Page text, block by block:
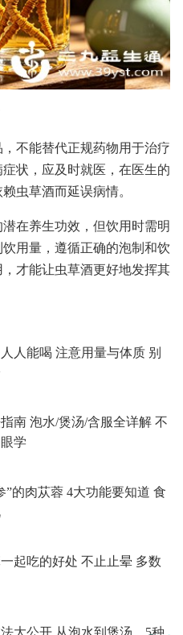
不能替代正规药物用于治疗
状，应及时就医，在医生的
虫草酒而延误病情。
在养生功效，但饮用时需明
用量，遵循正确的泡制和饮
才能让虫草酒更好地发挥其
人能喝 注意用量与体质 别
南 泡水/煲汤/含服全详解 不
学
”的肉苁蓉 4大功能要知道 食
起吃的好处 不止止晕 多数